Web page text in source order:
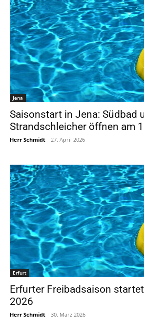
Jena
Saisonstart in Jena: Südbad
Strandschleicher öffnen am
Herr Schmidt - 27. April 2026
Erfurt
Erfurter Freibadsaison
2026
Herr Schmidt - 30. März 2026